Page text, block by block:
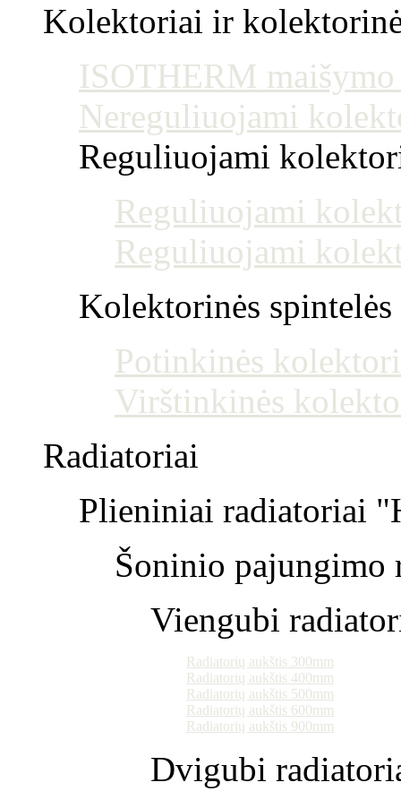
Kolektoriai ir
ISOTHERM
Nereguliuojami
Reguliuojami
Reguliuojami
Reguliuojami
Kolektorinės spintelės
Potinkinės
Virštinkinės
Radiatoriai
Plieniniai radiatoriai
Šoninio pajungimo
Viengubi
Radiatorių aukštis 300mm
Radiatorių aukštis 400mm
Radiatorių aukštis 500mm
Radiatorių aukštis 600mm
Radiatorių aukštis 900mm
Dvigubi